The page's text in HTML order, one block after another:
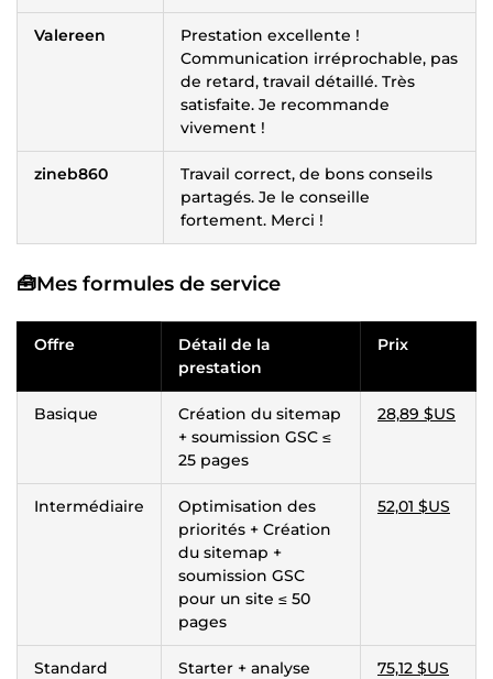
Valereen
Prestation excellente !
Communication irréprochable, pas
de retard, travail détaillé. Très
satisfaite. Je recommande
vivement !
zineb860
Travail correct, de bons conseils
partagés. Je le conseille
fortement. Merci !
🧰Mes formules de service
Offre
Détail de la
prestation
Prix
Basique
Création du sitemap
+ soumission GSC ≤
25 pages
28,89 $US
Intermédiaire
Optimisation des
priorités + Création
du sitemap +
soumission GSC
pour un site ≤ 50
pages
52,01 $US
Standard
Starter + analyse
75,12 $US